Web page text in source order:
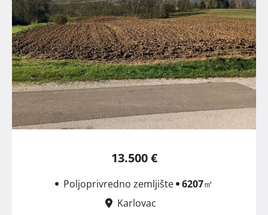
13.500 €
Poljoprivredno zemljište 6207㎡
Karlovac